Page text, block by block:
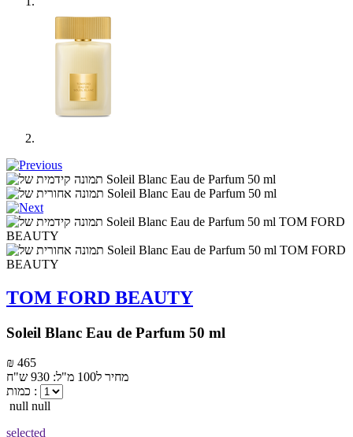
TOM FORD BEAUTY
Soleil Blanc Eau de Parfum 50 ml
₪ 465
מחיר ל100 מ"ל: 930 ש"ח
כמות :
null null
selected